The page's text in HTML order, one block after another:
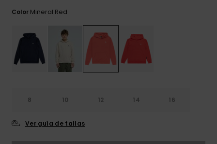
Color Mineral Red
8 10 12 14 16
Ver guía de tallas